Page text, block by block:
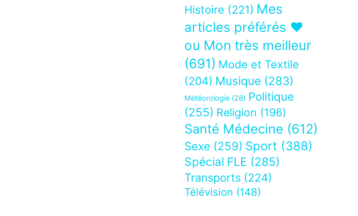
Histoire (221) Mes
articles préférés ❤
ou Mon très meilleur
(691) Mode et Textile
(204) Musique (283)
Météorologie (28) Politique
(255) Religion (196)
Santé Médecine (612)
Sexe (259) Sport (388)
Spécial FLE (285)
Transports (224)
Télévision (148)